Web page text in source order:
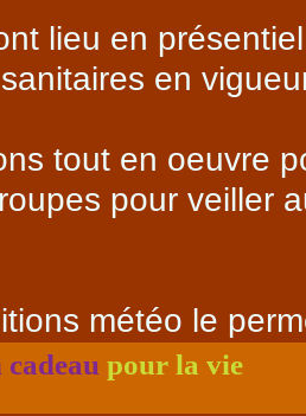
lieu en
en
tout en oeuvre
pour veiller
météo le
lieu à
cadeau pour la